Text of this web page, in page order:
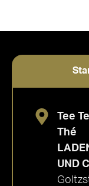
Tee
Thé
UND